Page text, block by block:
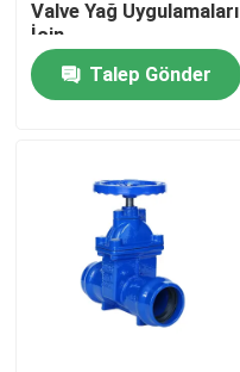
Kalite kontrol
Haberler
Vakalar
Valve Yağ Uygulamaları
İçin
Talep Gönder